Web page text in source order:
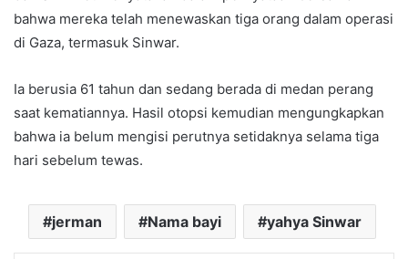
bahwa mereka telah menewaskan tiga orang dalam operasi
di Gaza, termasuk Sinwar.
Ia berusia 61 tahun dan sedang berada di medan perang
saat kematiannya. Hasil otopsi kemudian mengungkapkan
bahwa ia belum mengisi perutnya setidaknya selama tiga
hari sebelum tewas.
jerman Nama bayi yahya Sinwar